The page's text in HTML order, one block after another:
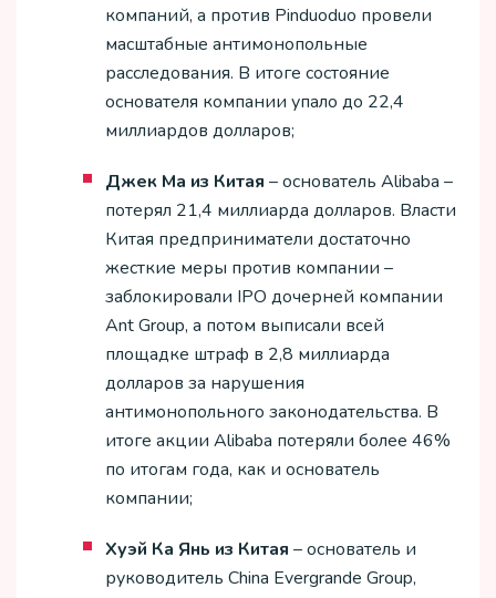
компаний, а против Pinduoduo провели
масштабные антимонопольные
расследования. В итоге состояние
основателя компании упало до 22,4
миллиардов долларов;
Джек Ма из Китая – основатель Alibaba –
потерял 21,4 миллиарда долларов. Власти
Китая предприниматели достаточно
жесткие меры против компании –
заблокировали IPO дочерней компании
Ant Group, а потом выписали всей
площадке штраф в 2,8 миллиарда
долларов за нарушения
антимонопольного законодательства. В
итоге акции Alibaba потеряли более 46%
по итогам года, как и основатель
компании;
Хуэй Ка Янь из Китая – основатель и
руководитель China Evergrande Group,